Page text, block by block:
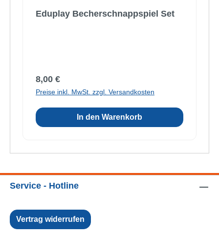
Eduplay Becherschnappspiel Set
Regulärer Preis:
8,00 €
Preise inkl. MwSt. zzgl. Versandkosten
In den Warenkorb
Service - Hotline
Vertrag widerrufen